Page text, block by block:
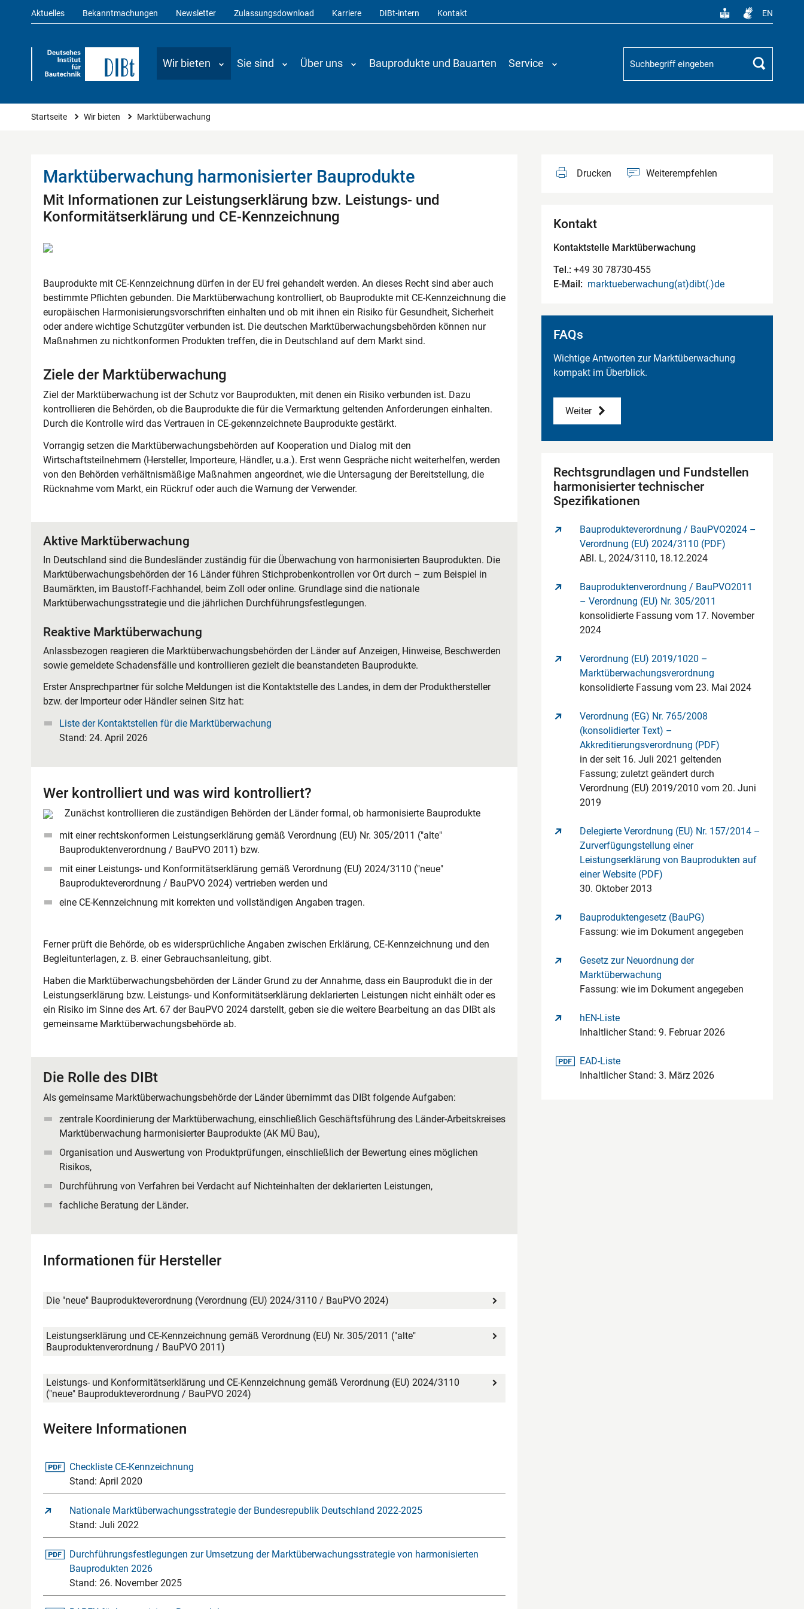
Aktuelles Bekanntmachungen Newsletter Zulassungsdownload Karriere DIBt-intern Kontakt EN
Wir bieten Sie sind Über uns Bauprodukte und Bauarten Service
Suchbegriff
Suchen
Marktüberwachung
Sie sind hier
Startseite Wir bieten Marktüberwachung
Marktüberwachung harmonisierter Bauprodukte
Mit Informationen zur Leistungserklärung bzw. Leistungs- und
Konformitätserklärung und CE-Kennzeichnung
Bauprodukte mit CE-Kennzeichnung dürfen in der EU frei gehandelt werden. An dieses Recht sind aber auch
bestimmte Pflichten gebunden. Die Marktüberwachung kontrolliert, ob Bauprodukte mit CE-Kennzeichnung die
europäischen Harmonisierungsvorschriften einhalten und ob mit ihnen ein Risiko für Gesundheit, Sicherheit
oder andere wichtige Schutzgüter verbunden ist. Die deutschen Marktüberwachungsbehörden können nur
Maßnahmen zu nichtkonformen Produkten treffen, die in Deutschland auf dem Markt sind.
Ziele der Marktüberwachung
Ziel der Marktüberwachung ist der Schutz vor Bauprodukten, mit denen ein Risiko verbunden ist. Dazu
kontrollieren die Behörden, ob die Bauprodukte die für die Vermarktung geltenden Anforderungen einhalten.
Durch die Kontrolle wird das Vertrauen in CE-gekennzeichnete Bauprodukte gestärkt.
Vorrangig setzen die Marktüberwachungsbehörden auf Kooperation und Dialog mit den
Wirtschaftsteilnehmern (Hersteller, Importeure, Händler, u.a.). Erst wenn Gespräche nicht weiterhelfen, werden
von den Behörden verhältnismäßige Maßnahmen angeordnet, wie die Untersagung der Bereitstellung, die
Rücknahme vom Markt, ein Rückruf oder auch die Warnung der Verwender.
Aktive Marktüberwachung
In Deutschland sind die Bundesländer zuständig für die Überwachung von harmonisierten Bauprodukten. Die
Marktüberwachungsbehörden der 16 Länder führen Stichprobenkontrollen vor Ort durch – zum Beispiel in
Baumärkten, im Baustoff-Fachhandel, beim Zoll oder online. Grundlage sind die nationale
Marktüberwachungsstrategie und die jährlichen Durchführungsfestlegungen.
Reaktive Marktüberwachung
Anlassbezogen reagieren die Marktüberwachungsbehörden der Länder auf Anzeigen, Hinweise, Beschwerden
sowie gemeldete Schadensfälle und kontrollieren gezielt die beanstandeten Bauprodukte.
Erster Ansprechpartner für solche Meldungen ist die Kontaktstelle des Landes, in dem der Produkthersteller
bzw. der Importeur oder Händler seinen Sitz hat:
Liste der Kontaktstellen für die Marktüberwachung
Stand: 24. April 2026
Wer kontrolliert und was wird kontrolliert?
Zunächst kontrollieren die zuständigen Behörden der Länder formal, ob harmonisierte Bauprodukte
mit einer rechtskonformen Leistungserklärung gemäß Verordnung (EU) Nr. 305/2011 ("alte"
Bauproduktenverordnung / BauPVO 2011) bzw.
mit einer Leistungs- und Konformitätserklärung gemäß Verordnung (EU) 2024/3110 ("neue"
Bauprodukteverordnung / BauPVO 2024) vertrieben werden und
eine CE-Kennzeichnung mit korrekten und vollständigen Angaben tragen.
Ferner prüft die Behörde, ob es widersprüchliche Angaben zwischen Erklärung, CE‑Kennzeichnung und den
Begleitunterlagen, z. B. einer Gebrauchsanleitung, gibt.
Haben die Marktüberwachungsbehörden der Länder Grund zu der Annahme, dass ein Bauprodukt die in der
Leistungserklärung bzw. Leistungs- und Konformitätserklärung deklarierten Leistungen nicht einhält oder es
ein Risiko im Sinne des Art. 67 der BauPVO 2024 darstellt, geben sie die weitere Bearbeitung an das DIBt als
gemeinsame Marktüberwachungsbehörde ab.
Die Rolle des DIBt
Als gemeinsame Marktüberwachungsbehörde der Länder übernimmt das DIBt folgende Aufgaben:
zentrale Koordinierung der Marktüberwachung, einschließlich Geschäftsführung des Länder-Arbeitskreises
Marktüberwachung harmonisierter Bauprodukte (AK MÜ Bau),
Organisation und Auswertung von Produktprüfungen, einschließlich der Bewertung eines möglichen
Risikos,
Durchführung von Verfahren bei Verdacht auf Nichteinhalten der deklarierten Leistungen,
fachliche Beratung der Länder.
Informationen für Hersteller
Die "neue" Bauprodukteverordnung (Verordnung (EU) 2024/3110 / BauPVO 2024)
Leistungserklärung und CE-Kennzeichnung gemäß Verordnung (EU) Nr. 305/2011 ("alte"
Bauproduktenverordnung / BauPVO 2011)
Leistungs- und Konformitätserklärung und CE-Kennzeichnung gemäß Verordnung (EU) 2024/3110
("neue" Bauprodukteverordnung / BauPVO 2024)
Weitere Informationen
pdf-Datei
Checkliste CE-Kennzeichnung
Stand: April 2020
Nationale Marktüberwachungsstrategie der Bundesrepublik Deutschland 2022-2025
Stand: Juli 2022
pdf-Datei
Durchführungsfestlegungen zur Umsetzung der Marktüberwachungsstrategie von harmonisierten
Bauprodukten 2026
Stand: 26. November 2025
Drucken Weiterempfehlen
Kontakt
Kontaktstelle Marktüberwachung
Tel.: +49 30 78730-455
E-Mail: marktueberwachung(at)dibt(.)de
FAQs
Wichtige Antworten zur Marktüberwachung
kompakt im Überblick.
Weiter
Rechtsgrundlagen und Fundstellen
harmonisierter technischer
Spezifikationen
Bauprodukteverordnung / BauPVO2024 –
Verordnung (EU) 2024/3110 (PDF)
ABl. L, 2024/3110, 18.12.2024
Bauproduktenverordnung / BauPVO2011
– Verordnung (EU) Nr. 305/2011
konsolidierte Fassung vom 17. November
2024
Verordnung (EU) 2019/1020 –
Marktüberwachungsverordnung
konsolidierte Fassung vom 23. Mai 2024
Verordnung (EG) Nr. 765/2008
(konsolidierter Text) –
Akkreditierungsverordnung (PDF)
in der seit 16. Juli 2021 geltenden
Fassung; zuletzt geändert durch
Verordnung (EU) 2019/2010 vom 20. Juni
2019
Delegierte Verordnung (EU) Nr. 157/2014 –
Zurverfügungstellung einer
Leistungserklärung von Bauprodukten auf
einer Website (PDF)
30. Oktober 2013
Bauproduktengesetz (BauPG)
Fassung: wie im Dokument angegeben
Gesetz zur Neuordnung der
Marktüberwachung
Fassung: wie im Dokument angegeben
hEN-Liste
Inhaltlicher Stand: 9. Februar 2026
pdf-Datei
EAD-Liste
Inhaltlicher Stand: 3. März 2026